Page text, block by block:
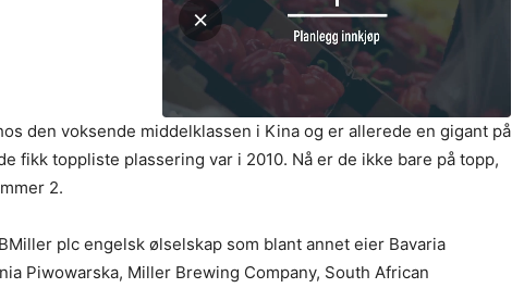
den voksende middelklassen i Kina og er allerede en gigant på
fikk toppliste plassering var i 2010. Nå er de ikke bare på topp,
2.
plc engelsk ølselskap som blant annet eier Bavaria
Piwowarska, Miller Brewing Company, South African